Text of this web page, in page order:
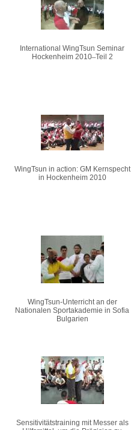
International WingTsun Seminar
Hockenheim 2010 ̶ Teil 2
WingTsun in action: GM Kernspecht
in Hockenheim 2010
WingTsun-Unterricht an der
Nationalen Sportakademie in Sofia
Bulgarien
Sensitivitätstraining mit Messer als